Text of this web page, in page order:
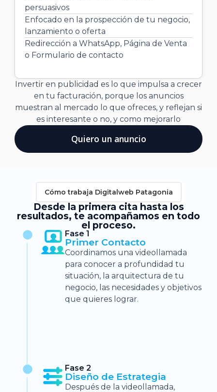
persuasivos
Enfocado en la prospección de tu negocio,
lanzamiento o oferta
Redirección a WhatsApp, Página de Venta
o Formulario de contacto
Invertir en publicidad es lo que impulsa a crecer
en tu facturación, porque los anuncios
muestran al mercado lo que ofreces, y reflejan si
es interesante o no, y como mejorarlo
Quiero un anuncio
Cómo trabaja Digitalweb Patagonia
Desde la primera cita hasta los
resultados, te acompañamos en todo
el proceso.
Fase 1
Primer Contacto
Coordinamos una videollamada
para conocer a profundidad tu
situación, la arquitectura de tu
negocio, las necesidades y objetivos
que quieres lograr.
Fase 2
Diseño de Estrategia
Después de la videollamada,